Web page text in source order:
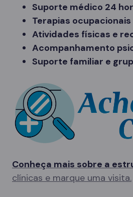
Suporte médico 24
Terapias ocupacionais
Atividades físicas e
Acompanhamento
Suporte familiar e
Conheça mais sobre a
clínicas e marque uma visita.